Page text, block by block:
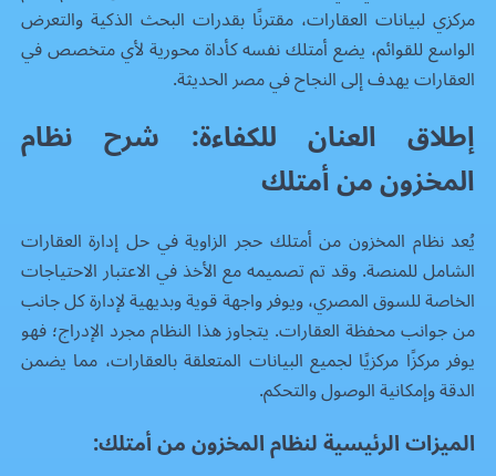
مركزي لبيانات العقارات، مقترنًا بقدرات البحث الذكية والتعرض
الواسع للقوائم، يضع أمتلك نفسه كأداة محورية لأي متخصص في
العقارات يهدف إلى النجاح في مصر الحديثة.
إطلاق العنان للكفاءة: شرح نظام
المخزون من أمتلك
يُعد نظام المخزون من أمتلك حجر الزاوية في حل إدارة العقارات
الشامل للمنصة. وقد تم تصميمه مع الأخذ في الاعتبار الاحتياجات
الخاصة للسوق المصري، ويوفر واجهة قوية وبديهية لإدارة كل جانب
من جوانب محفظة العقارات. يتجاوز هذا النظام مجرد الإدراج؛ فهو
يوفر مركزًا مركزيًا لجميع البيانات المتعلقة بالعقارات، مما يضمن
الدقة وإمكانية الوصول والتحكم.
الميزات الرئيسية لنظام المخزون من أمتلك: